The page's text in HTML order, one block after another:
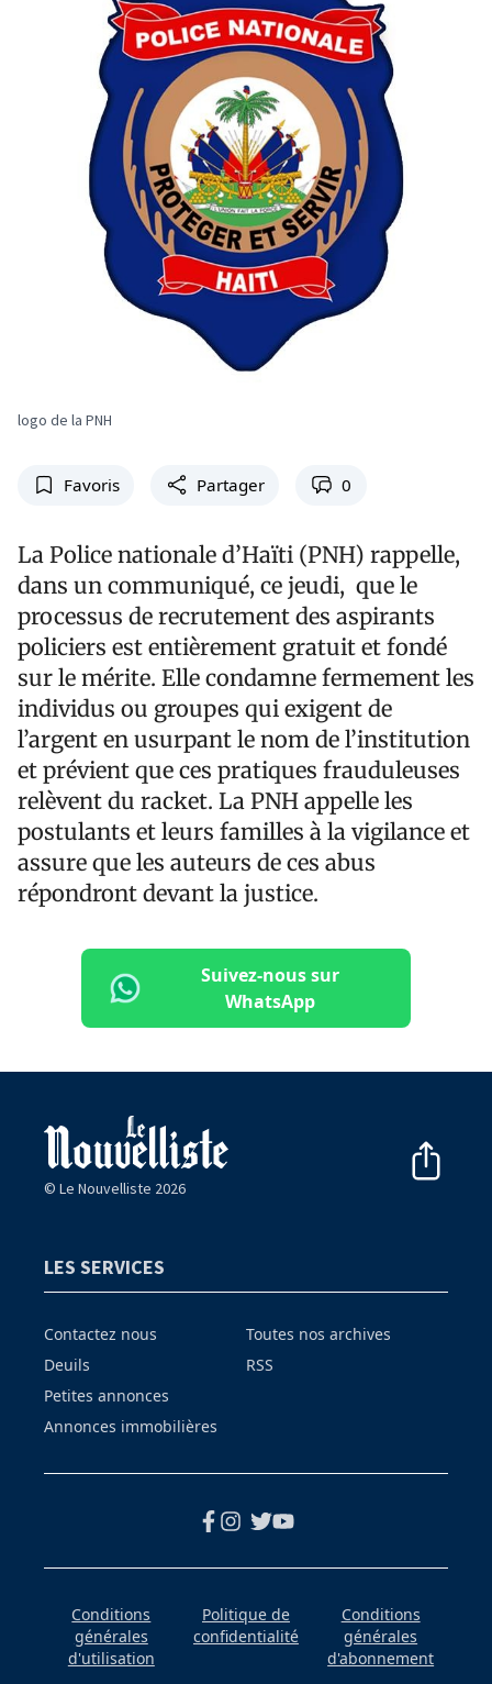
logo de la PNH
Favoris Partager 0
La Police nationale d’Haïti (PNH) rappelle,
dans un communiqué, ce jeudi, que le
processus de recrutement des aspirants
policiers est entièrement gratuit et fondé
sur le mérite. Elle condamne fermement les
individus ou groupes qui exigent de
l’argent en usurpant le nom de l’institution
et prévient que ces pratiques frauduleuses
relèvent du racket. La PNH appelle les
postulants et leurs familles à la vigilance et
assure que les auteurs de ces abus
répondront devant la justice.
Suivez-nous sur
WhatsApp
© Le Nouvelliste 2026
LES SERVICES
Contactez nous
Deuils
Petites annonces
Annonces immobilières
Toutes nos archives
RSS
Conditions
générales
d'utilisation
Politique de
confidentialité
Conditions
générales
d'abonnement